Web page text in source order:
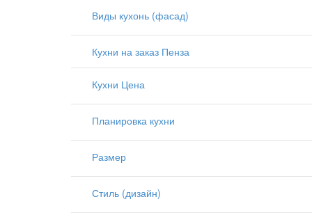
Виды кухонь (фасад)
Кухни на заказ Пенза
Кухни Цена
Планировка кухни
Размер
Стиль (дизайн)